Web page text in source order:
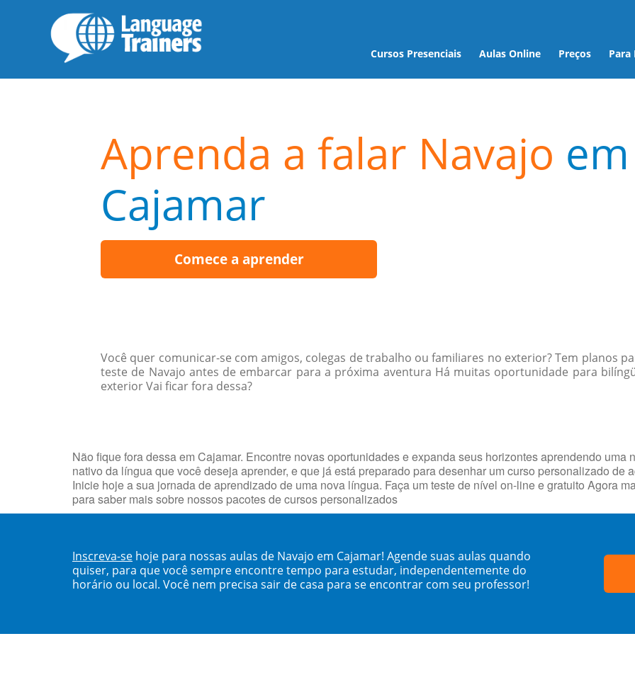
Cursos Presenciais Aulas Online Preços Para
Aprenda a falar Navajo em
Cajamar
Comece a aprender
Você quer comunicar-se com amigos, colegas de trabalho ou familiares no exterior? Tem planos
teste de Navajo antes de embarcar para a próxima aventura Há muitas oportunidade para
exterior Vai ficar fora dessa?
Não fique fora dessa em Cajamar. Encontre novas oportunidades e expanda seus horizontes aprendendo
nativo da língua que você deseja aprender, e que já está preparado para desenhar um curso personalizado de
Inicie hoje a sua jornada de aprendizado de uma nova língua. Faça um teste de nível on-line e gratuito Agora
para saber mais sobre nossos pacotes de cursos personalizados
Inscreva-se hoje para nossas aulas de Navajo em Cajamar! Agende suas aulas quando
quiser, para que você sempre encontre tempo para estudar, independentemente do
horário ou local. Você nem precisa sair de casa para se encontrar com seu professor!